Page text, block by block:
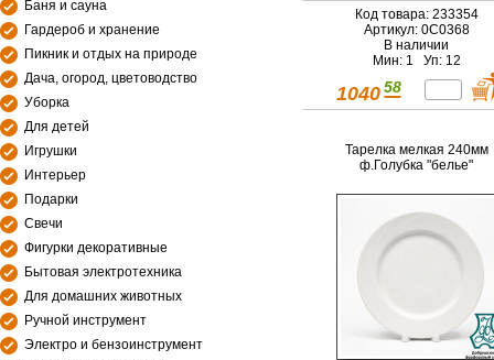
Баня и сауна
Гардероб и хранение
Пикник и отдых на природе
Дача, огород, цветоводство
Уборка
Для детей
Игрушки
Интерьер
Подарки
Свечи
Фигурки декоративные
Бытовая электротехника
Для домашних животных
Ручной инструмент
Электро и бензоинструмент
Код товара: 233354
Артикул: 0С0368
В наличии
Мин: 1 Уп: 12
1040 58
Тарелка мелкая 240мм
ф.Голубка "белье"